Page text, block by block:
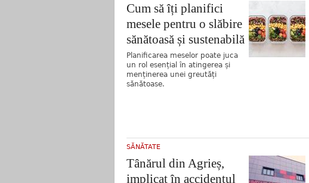
Cum să îți planifici
mesele pentru o slăbire
sănătoasă și sustenabilă
Planificarea meselor poate juca
un rol esențial în atingerea și
menținerea unei greutăți
sănătoase.
SĂNĂTATE
Tânărul din Agrieș,
implicat în accidentul